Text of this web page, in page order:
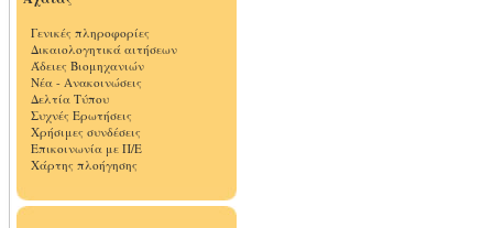
Γενικές πληροφορίες
Δικαιολογητικά αιτήσεων
Άδειες Βιομηχανιών
Νέα - Ανακοινώσεις
Δελτία Τύπου
Συχνές Ερωτήσεις
Χρήσιμες συνδέσεις
Επικοινωνία με Π/Ε
Χάρτης πλοήγησης